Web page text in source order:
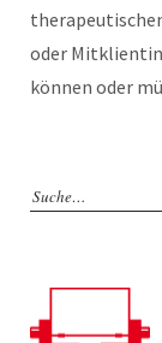
oder
können oder